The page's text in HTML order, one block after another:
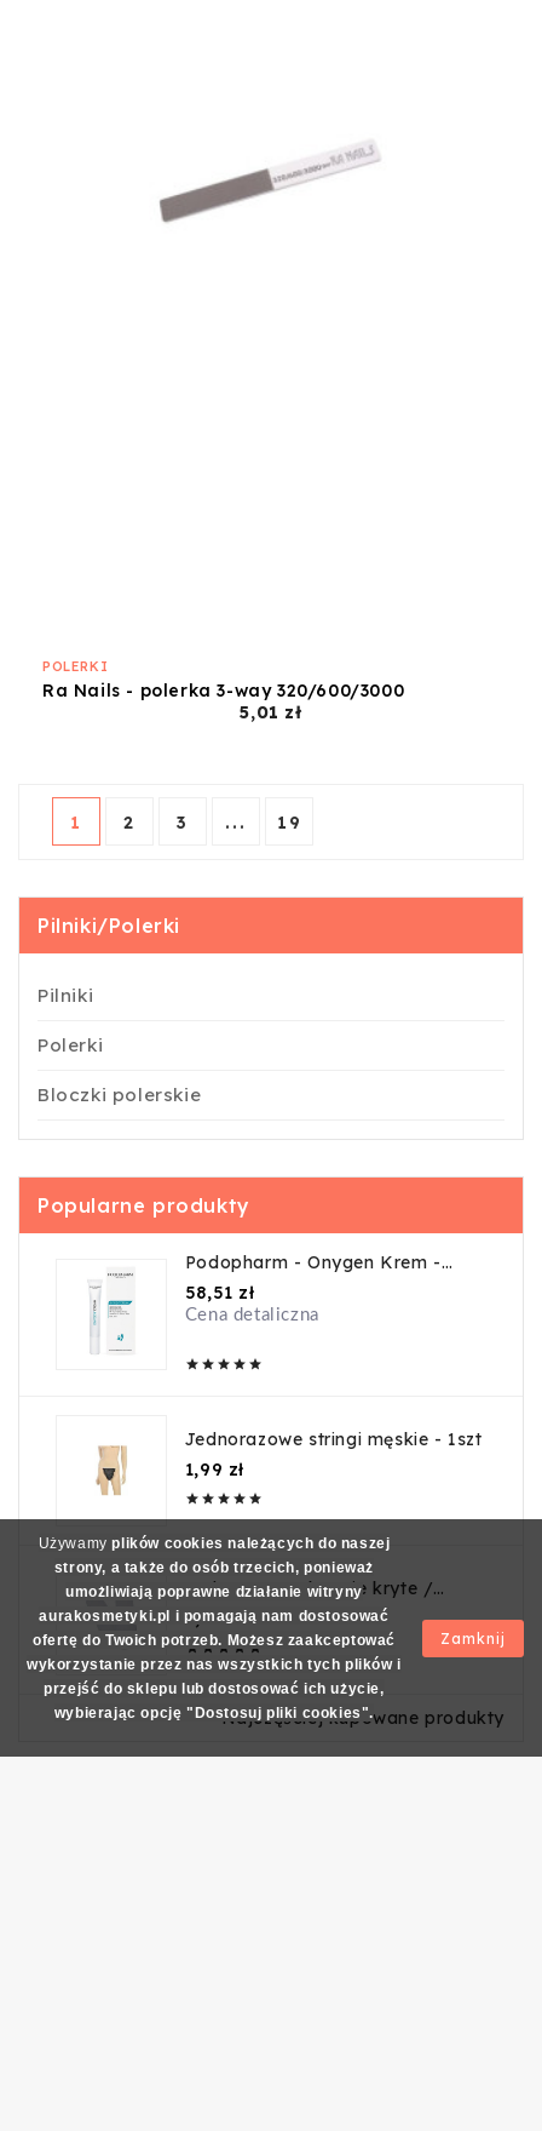
POLERKI
Ra Nails - polerka 3-way 320/600/3000
5,01 złCena
1 2 3 ... 19
Pilniki/Polerki
Pilniki
Polerki
Bloczki polerskie
Popularne produkty
Podopharm - Onygen Krem -
20ml
58,51 złCena
Cena detaliczna
    
Jednorazowe stringi męskie - 1szt
1,99 zł
    
Jednorazowe kapcie kryte /
guma
2,99 złCena

Najczęściej kupowane produkty
Używamy plików cookies należących do naszej
strony, a także do osób trzecich, ponieważ
umożliwiają poprawne działanie witryny
aurakosmetyki.pl i pomagają nam dostosować
ofertę do Twoich potrzeb. Możesz zaakceptować
wykorzystanie przez nas wszystkich tych plików i
przejść do sklepu lub dostosować ich użycie,
wybierając opcję "Dostosuj pliki cookies".
Zamknij